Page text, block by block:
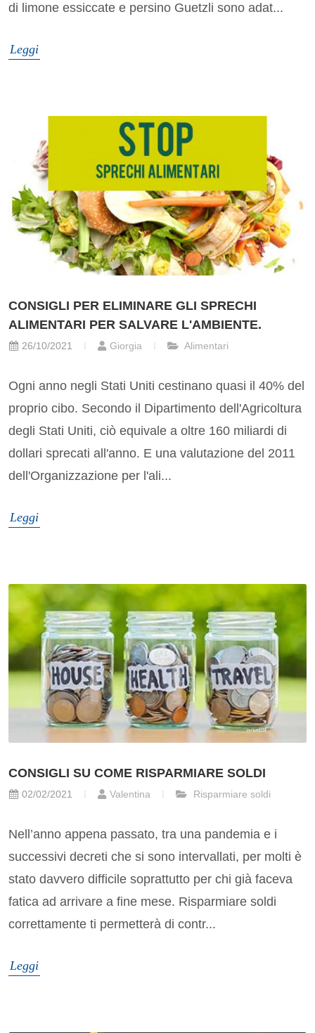
di limone essiccate e persino Guetzli sono adat...
Leggi
CONSIGLI PER ELIMINARE GLI SPRECHI
ALIMENTARI PER SALVARE L'AMBIENTE.
26/10/2021 Giorgia Alimentari
Ogni anno negli Stati Uniti cestinano quasi il 40% del
proprio cibo. Secondo il Dipartimento dell'Agricoltura
degli Stati Uniti, ciò equivale a oltre 160 miliardi di
dollari sprecati all'anno. E una valutazione del 2011
dell'Organizzazione per l'ali...
Leggi
CONSIGLI SU COME RISPARMIARE SOLDI
02/02/2021 Valentina Risparmiare soldi
Nell’anno appena passato, tra una pandemia e i
successivi decreti che si sono intervallati, per molti è
stato davvero difficile soprattutto per chi già faceva
fatica ad arrivare a fine mese. Risparmiare soldi
correttamente ti permetterà di contr...
Leggi